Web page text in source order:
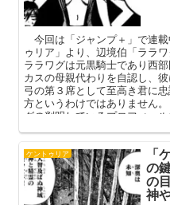
今回は「ジャンプ＋」で連
ゥリア」より、辺境伯「ララ
ララワグは元黒騎士であり西
カスの母親代わりを自認し、
弓の第３席として至高き君に
方というわけではありません
グの判明しているプロフィー
ケントゥリア 「
の
の
神